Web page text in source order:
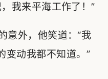
我来平海工作了！”
意外，他笑道：“我
变动我都不知道。”